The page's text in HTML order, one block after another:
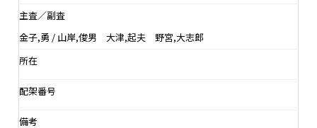
主査／副査
金子,勇 / 山岸,俊男 大津,起夫 野宮,大志郎
所在
配架番号
備考